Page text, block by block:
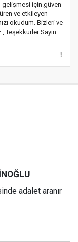
gelişmesi için.güven
ve etkileyen
okudum. Bizleri ve
Teşekkürler Sayın
adalet aranır